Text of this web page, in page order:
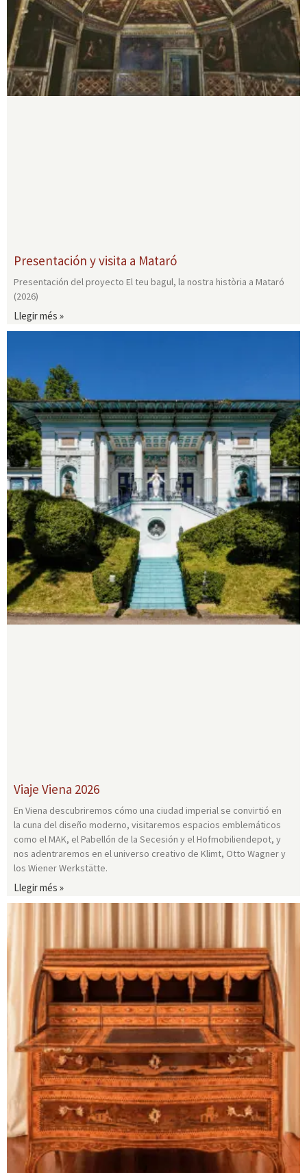
Presentación y visita a Mataró
Presentación del proyecto El teu bagul, la nostra història a Mataró
(2026)
Llegir més »
Viaje Viena 2026
En Viena descubriremos cómo una ciudad imperial se convirtió en
la cuna del diseño moderno, visitaremos espacios emblemáticos
como el MAK, el Pabellón de la Secesión y el Hofmobiliendepot, y
nos adentraremos en el universo creativo de Klimt, Otto Wagner y
los Wiener Werkstätte.
Llegir més »